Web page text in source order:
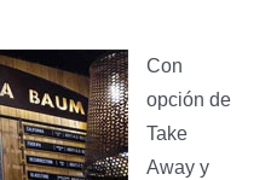
Con
opción de
Take
Away y